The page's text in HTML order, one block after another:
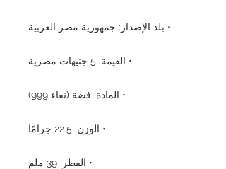
• بلد الإصدار: جمهورية مصر العربية
• القيمة: 5 جنيهات مصرية
• المادة: فضة (نقاء 999)
• الوزن: 22.5 جرامًا
• القطر: 39 ملم